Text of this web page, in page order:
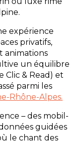
expérience
privatifs,
animations
un équilibre
Clic & Read) et
parmi les
Rhône-Alpes.
– des mobil-
guidées
le chant des